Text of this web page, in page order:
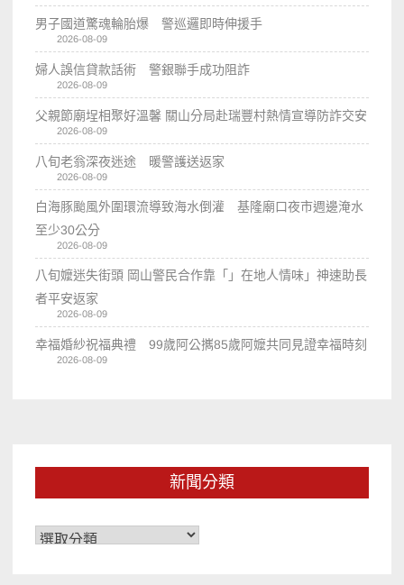
男子國道驚魂輪胎爆 警巡邏即時伸援手
2026-08-09
婦人誤信貸款話術 警銀聯手成功阻詐
2026-08-09
父親節廟埕相聚好溫馨 關山分局赴瑞豐村熱情宣導防詐交安
2026-08-09
八旬老翁深夜迷途 暖警護送返家
2026-08-09
白海豚颱風外圍環流導致海水倒灌 基隆廟口夜市週邊淹水
至少30公分
2026-08-09
八旬嬤迷失街頭 岡山警民合作靠「」在地人情味」神速助長
者平安返家
2026-08-09
幸福婚紗祝福典禮 99歲阿公𢹂85歲阿嬤共同見證幸福時刻
2026-08-09
新聞分類
新